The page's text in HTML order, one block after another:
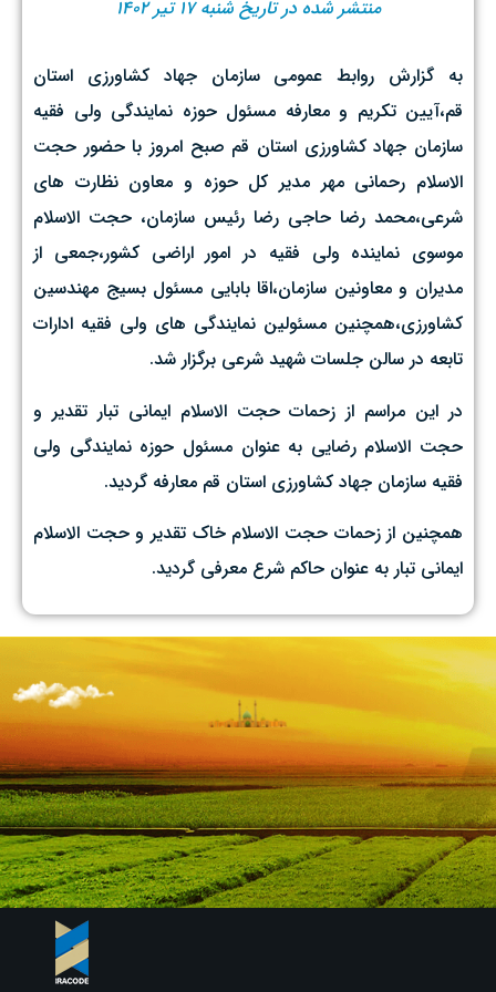
منتشر شده در تاریخ شنبه ۱۷ تیر ۱۴۰۲
به گزارش روابط عمومی سازمان جهاد کشاورزی استان
قم،آیین تکریم و معارفه مسئول حوزه نمایندگی ولی فقیه
سازمان جهاد کشاورزی استان قم صبح امروز با حضور حجت
الاسلام رحمانی مهر مدیر کل حوزه و معاون نظارت های
شرعی،محمد رضا حاجی رضا رئیس سازمان، حجت الاسلام
موسوی نماینده ولی فقیه در امور اراضی کشور،جمعی از
مدیران و معاونین سازمان،اقا بابایی مسئول بسیج مهندسین
کشاورزی،همچنین مسئولین نمایندگی های ولی فقیه ادارات
تابعه در سالن جلسات شهید شرعی برگزار شد.
در این مراسم از زحمات حجت الاسلام ایمانی تبار تقدیر و
حجت الاسلام رضایی به عنوان مسئول حوزه نمایندگی ولی
فقیه سازمان جهاد کشاورزی استان قم معارفه گردید.
همچنین از زحمات حجت الاسلام خاک تقدیر و حجت الاسلام
ایمانی تبار به عنوان حاکم شرع معرفی گردید.